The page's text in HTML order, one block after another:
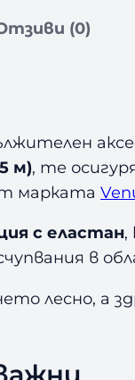
о
к
с
e
n
m
(0)
м), те
марката
с еластан,
в
лесно, а